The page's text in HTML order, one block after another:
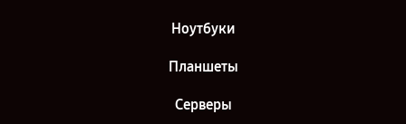
Ноутбуки
Планшеты
Серверы